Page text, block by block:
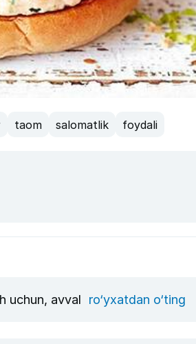
taom salomatlik foydali
uchun, avval ro‘yxatdan o‘ting